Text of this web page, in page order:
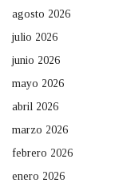
agosto 2026
julio 2026
junio 2026
mayo 2026
abril 2026
marzo 2026
febrero 2026
enero 2026